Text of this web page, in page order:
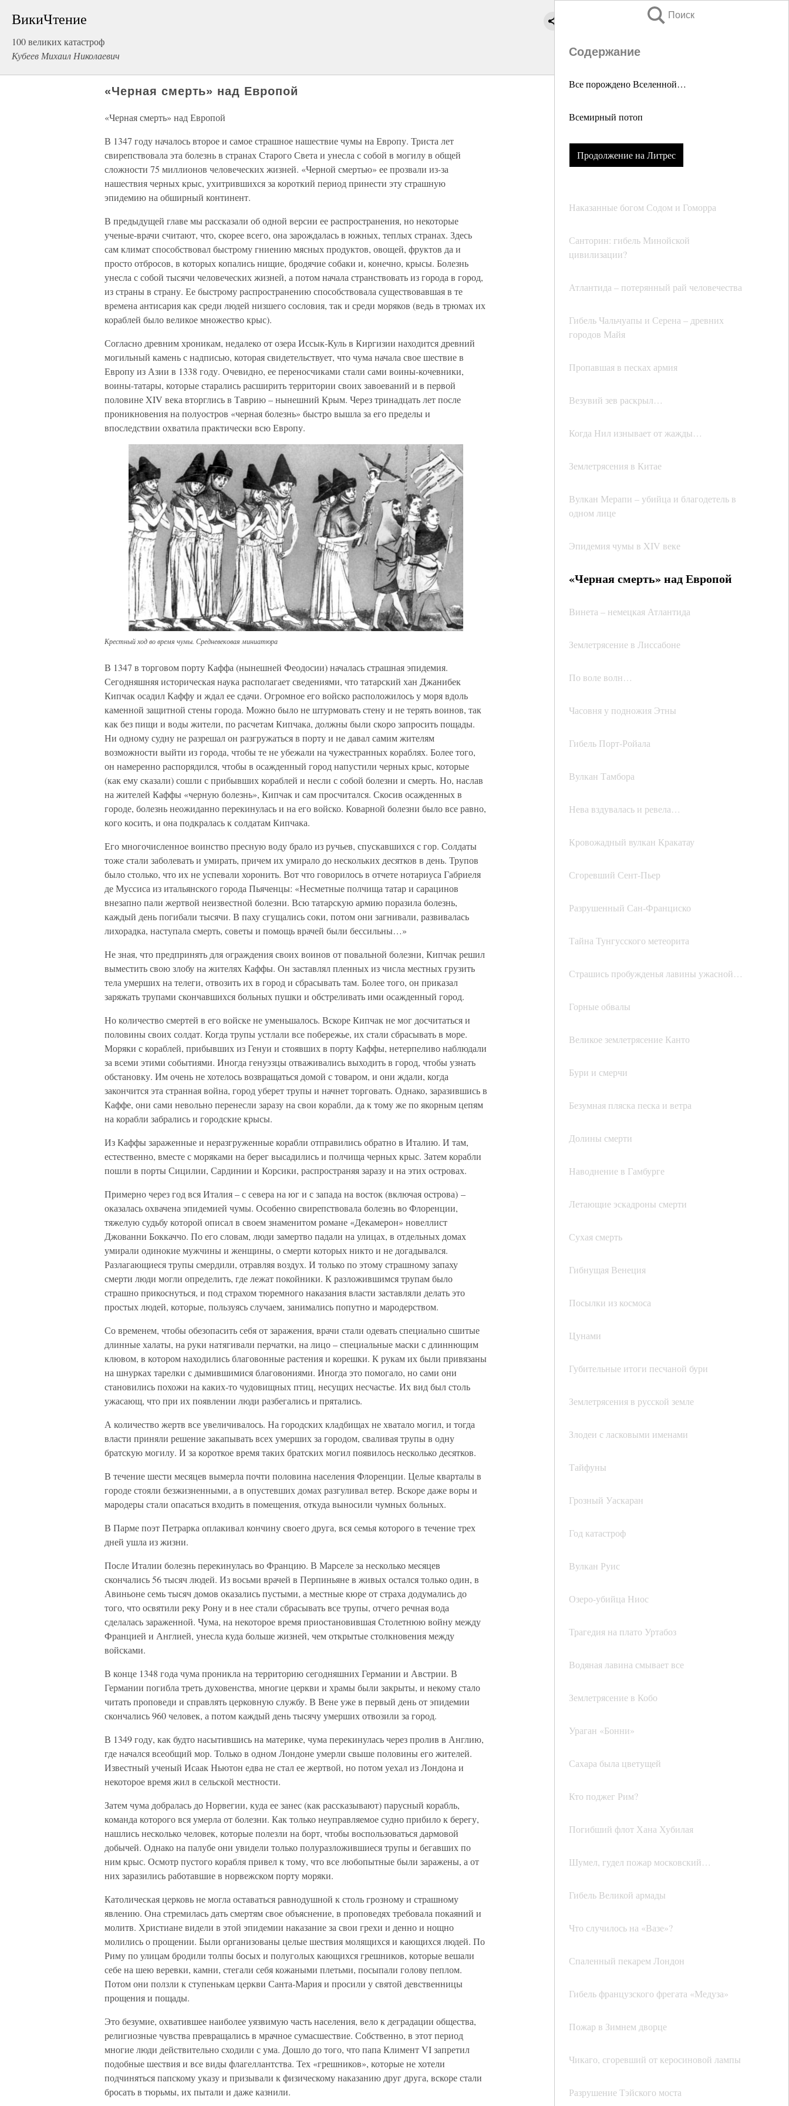
ВикиЧтение
100 великих катастроф
Кубеев Михаил Николаевич
Поиск
Содержание
Все порождено Вселенной…
Всемирный потоп
Продолжение на Литрес
Наказанные богом Содом и Гоморра
Санторин: гибель Минойской
цивилизации?
Атлантида – потерянный рай человечества
Гибель Чальчуапы и Серена – древних
городов Майя
Пропавшая в песках армия
Везувий зев раскрыл…
Когда Нил изнывает от жажды…
Землетрясения в Китае
Вулкан Мерапи – убийца и благодетель в
одном лице
Эпидемия чумы в XIV веке
«Черная смерть» над Европой
Винета – немецкая Атлантида
Землетрясение в Лиссабоне
По воле волн…
Часовня у подножия Этны
Гибель Порт-Ройала
Вулкан Тамбора
Нева вздувалась и ревела…
Кровожадный вулкан Кракатау
Сгоревший Сент-Пьер
Разрушенный Сан-Франциско
Тайна Тунгусского метеорита
Страшись пробужденья лавины ужасной…
Горные обвалы
Великое землетрясение Канто
Бури и смерчи
Безумная пляска песка и ветра
Долины смерти
Наводнение в Гамбурге
Летающие эскадроны смерти
Сухая смерть
Гибнущая Венеция
Посылки из космоса
Цунами
Губительные итоги песчаной бури
Землетрясения в русской земле
Злодеи с ласковыми именами
Тайфуны
Грозный Уаскаран
Год катастроф
Вулкан Руис
Озеро-убийца Ниос
Трагедия на плато Уртабоз
Водяная лавина смывает все
Землетрясение в Кобо
Ураган «Бонни»
Сахара была цветущей
Кто поджег Рим?
Погибший флот Хана Хубилая
Шумел, гудел пожар московский…
Гибель Великой армады
Что случилось на «Вазе»?
Спаленный пекарем Лондон
Гибель французского фрегата «Медуза»
Пожар в Зимнем дворце
Чикаго, сгоревший от керосиновой лампы
Разрушение Тэйского моста
«Черная смерть» над Европой
«Черная смерть» над Европой
В 1347 году началось второе и самое страшное нашествие чумы на Европу. Триста лет
свирепствовала эта болезнь в странах Старого Света и унесла с собой в могилу в общей
сложности 75 миллионов человеческих жизней. «Черной смертью» ее прозвали из-за
нашествия черных крыс, ухитрившихся за короткий период принести эту страшную
эпидемию на обширный континент.
В предыдущей главе мы рассказали об одной версии ее распространения, но некоторые
ученые-врачи считают, что, скорее всего, она зарождалась в южных, теплых странах. Здесь
сам климат способствовал быстрому гниению мясных продуктов, овощей, фруктов да и
просто отбросов, в которых копались нищие, бродячие собаки и, конечно, крысы. Болезнь
унесла с собой тысячи человеческих жизней, а потом начала странствовать из города в город,
из страны в страну. Ее быстрому распространению способствовала существовавшая в те
времена антисария как среди людей низшего сословия, так и среди моряков (ведь в трюмах их
кораблей было великое множество крыс).
Согласно древним хроникам, недалеко от озера Иссык-Куль в Киргизии находится древний
могильный камень с надписью, которая свидетельствует, что чума начала свое шествие в
Европу из Азии в 1338 году. Очевидно, ее переносчиками стали сами воины-кочевники,
воины-татары, которые старались расширить территории своих завоеваний и в первой
половине XIV века вторглись в Таврию – нынешний Крым. Через тринадцать лет после
проникновения на полуостров «черная болезнь» быстро вышла за его пределы и
впоследствии охватила практически всю Европу.
Крестный ход во время чумы. Средневековая миниатюра
В 1347 в торговом порту Каффа (нынешней Феодосии) началась страшная эпидемия.
Сегодняшняя историческая наука располагает сведениями, что татарский хан Джанибек
Кипчак осадил Каффу и ждал ее сдачи. Огромное его войско расположилось у моря вдоль
каменной защитной стены города. Можно было не штурмовать стену и не терять воинов, так
как без пищи и воды жители, по расчетам Кипчака, должны были скоро запросить пощады.
Ни одному судну не разрешал он разгружаться в порту и не давал самим жителям
возможности выйти из города, чтобы те не убежали на чужестранных кораблях. Более того,
он намеренно распорядился, чтобы в осажденный город напустили черных крыс, которые
(как ему сказали) сошли с прибывших кораблей и несли с собой болезни и смерть. Но, наслав
на жителей Каффы «черную болезнь», Кипчак и сам просчитался. Скосив осажденных в
городе, болезнь неожиданно перекинулась и на его войско. Коварной болезни было все равно,
кого косить, и она подкралась к солдатам Кипчака.
Его многочисленное воинство пресную воду брало из ручьев, спускавшихся с гор. Солдаты
тоже стали заболевать и умирать, причем их умирало до нескольких десятков в день. Трупов
было столько, что их не успевали хоронить. Вот что говорилось в отчете нотариуса Габриеля
де Муссиса из итальянского города Пьяченцы: «Несметные полчища татар и сарацинов
внезапно пали жертвой неизвестной болезни. Всю татарскую армию поразила болезнь,
каждый день погибали тысячи. В паху сгущались соки, потом они загнивали, развивалась
лихорадка, наступала смерть, советы и помощь врачей были бессильны…»
Не зная, что предпринять для ограждения своих воинов от повальной болезни, Кипчак решил
выместить свою злобу на жителях Каффы. Он заставлял пленных из числа местных грузить
тела умерших на телеги, отвозить их в город и сбрасывать там. Более того, он приказал
заряжать трупами скончавшихся больных пушки и обстреливать ими осажденный город.
Но количество смертей в его войске не уменьшалось. Вскоре Кипчак не мог досчитаться и
половины своих солдат. Когда трупы устлали все побережье, их стали сбрасывать в море.
Моряки с кораблей, прибывших из Генуи и стоявших в порту Каффы, нетерпеливо наблюдали
за всеми этими событиями. Иногда генуэзцы отваживались выходить в город, чтобы узнать
обстановку. Им очень не хотелось возвращаться домой с товаром, и они ждали, когда
закончится эта странная война, город уберет трупы и начнет торговать. Однако, заразившись в
Каффе, они сами невольно перенесли заразу на свои корабли, да к тому же по якорным цепям
на корабли забрались и городские крысы.
Из Каффы зараженные и неразгруженные корабли отправились обратно в Италию. И там,
естественно, вместе с моряками на берег высадились и полчища черных крыс. Затем корабли
пошли в порты Сицилии, Сардинии и Корсики, распространяя заразу и на этих островах.
Примерно через год вся Италия – с севера на юг и с запада на восток (включая острова) –
оказалась охвачена эпидемией чумы. Особенно свирепствовала болезнь во Флоренции,
тяжелую судьбу которой описал в своем знаменитом романе «Декамерон» новеллист
Джованни Боккаччо. По его словам, люди замертво падали на улицах, в отдельных домах
умирали одинокие мужчины и женщины, о смерти которых никто и не догадывался.
Разлагающиеся трупы смердили, отравляя воздух. И только по этому страшному запаху
смерти люди могли определить, где лежат покойники. К разложившимся трупам было
страшно прикоснуться, и под страхом тюремного наказания власти заставляли делать это
простых людей, которые, пользуясь случаем, занимались попутно и мародерством.
Со временем, чтобы обезопасить себя от заражения, врачи стали одевать специально сшитые
длинные халаты, на руки натягивали перчатки, на лицо – специальные маски с длиннющим
клювом, в котором находились благовонные растения и корешки. К рукам их были привязаны
на шнурках тарелки с дымившимися благовониями. Иногда это помогало, но сами они
становились похожи на каких-то чудовищных птиц, несущих несчастье. Их вид был столь
ужасающ, что при их появлении люди разбегались и прятались.
А количество жертв все увеличивалось. На городских кладбищах не хватало могил, и тогда
власти приняли решение закапывать всех умерших за городом, сваливая трупы в одну
братскую могилу. И за короткое время таких братских могил появилось несколько десятков.
В течение шести месяцев вымерла почти половина населения Флоренции. Целые кварталы в
городе стояли безжизненными, а в опустевших домах разгуливал ветер. Вскоре даже воры и
мародеры стали опасаться входить в помещения, откуда выносили чумных больных.
В Парме поэт Петрарка оплакивал кончину своего друга, вся семья которого в течение трех
дней ушла из жизни.
После Италии болезнь перекинулась во Францию. В Марселе за несколько месяцев
скончались 56 тысяч людей. Из восьми врачей в Перпиньяне в живых остался только один, в
Авиньоне семь тысяч домов оказались пустыми, а местные кюре от страха додумались до
того, что освятили реку Рону и в нее стали сбрасывать все трупы, отчего речная вода
сделалась зараженной. Чума, на некоторое время приостановившая Столетнюю войну между
Францией и Англией, унесла куда больше жизней, чем открытые столкновения между
войсками.
В конце 1348 года чума проникла на территорию сегодняшних Германии и Австрии. В
Германии погибла треть духовенства, многие церкви и храмы были закрыты, и некому стало
читать проповеди и справлять церковную службу. В Вене уже в первый день от эпидемии
скончались 960 человек, а потом каждый день тысячу умерших отвозили за город.
В 1349 году, как будто насытившись на материке, чума перекинулась через пролив в Англию,
где начался всеобщий мор. Только в одном Лондоне умерли свыше половины его жителей.
Известный ученый Исаак Ньютон едва не стал ее жертвой, но потом уехал из Лондона и
некоторое время жил в сельской местности.
Затем чума добралась до Норвегии, куда ее занес (как рассказывают) парусный корабль,
команда которого вся умерла от болезни. Как только неуправляемое судно прибило к берегу,
нашлись несколько человек, которые полезли на борт, чтобы воспользоваться дармовой
добычей. Однако на палубе они увидели только полуразложившиеся трупы и бегавших по
ним крыс. Осмотр пустого корабля привел к тому, что все любопытные были заражены, а от
них заразились работавшие в норвежском порту моряки.
Католическая церковь не могла оставаться равнодушной к столь грозному и страшному
явлению. Она стремилась дать смертям свое объяснение, в проповедях требовала покаяний и
молитв. Христиане видели в этой эпидемии наказание за свои грехи и денно и нощно
молились о прощении. Были организованы целые шествия молящихся и кающихся людей. По
Риму по улицам бродили толпы босых и полуголых кающихся грешников, которые вешали
себе на шею веревки, камни, стегали себя кожаными плетьми, посыпали голову пеплом.
Потом они ползли к ступенькам церкви Санта-Мария и просили у святой девственницы
прощения и пощады.
Это безумие, охватившее наиболее уязвимую часть населения, вело к деградации общества,
религиозные чувства превращались в мрачное сумасшествие. Собственно, в этот период
многие люди действительно сходили с ума. Дошло до того, что папа Климент VI запретил
подобные шествия и все виды флагеллантства. Тех «грешников», которые не хотели
подчиняться папскому указу и призывали к физическому наказанию друг друга, вскоре стали
бросать в тюрьмы, их пытали и даже казнили.